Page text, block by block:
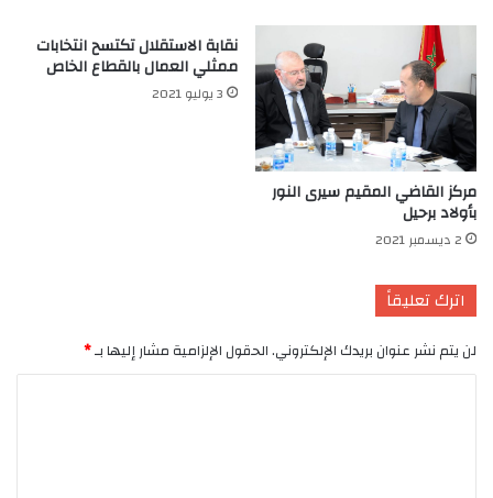
مركز القاضي المقيم سيرى النور
بأولاد برحيل
2 ديسمبر 2021
نقابة الاستقلال تكتسح انتخابات
ممثلي العمال بالقطاع الخاص
3 يوليو 2021
اترك تعليقاً
لن يتم نشر عنوان بريدك الإلكتروني.الحقول الإلزامية مشار إليها بـ*